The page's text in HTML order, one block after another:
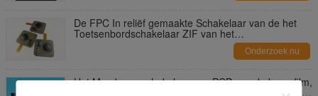
De FPC In reliëf gemaakte Schakelaar van de het
Toetsenbordschakelaar ZIF van het
Knoopmembraan voor Medische OEMOnderzoek nu
Het Membraanschakelaar van PCB van de koperfilm,
het Membraancomité van het Computertoetsenbord